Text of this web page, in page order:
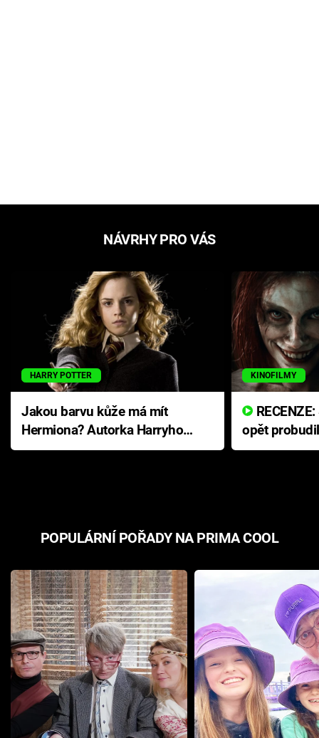
NÁVRHY PRO VÁS
HARRY POTTER
Jakou barvu kůže má mít
Hermiona? Autorka Harryho
Pottera přišla s ráznou
KINOFILMY
opět
přichází s
POPULÁRNÍ POŘADY NA PRIMA COOL